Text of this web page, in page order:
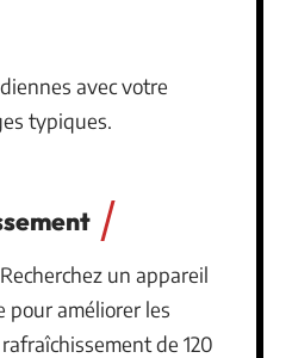
avec votre
typiques.
un appareil
pour améliorer les
de 120